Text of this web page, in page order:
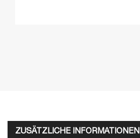
ZUSÄTZLICHE INFORMATIONEN